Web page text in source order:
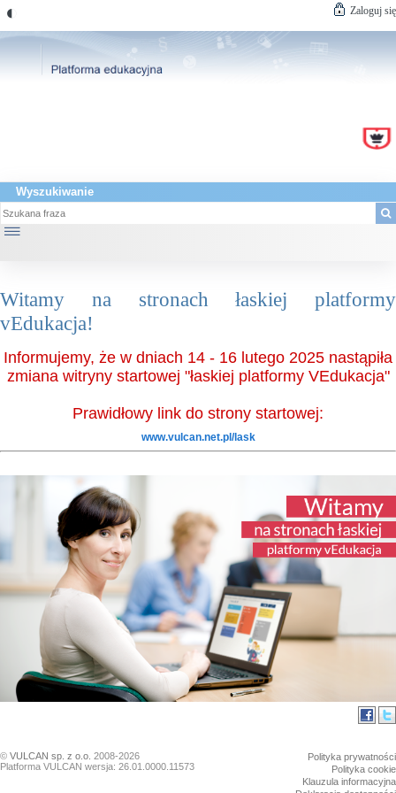
◐ Zaloguj się
Wyszukiwanie
☰
Witamy na stronach łaskiej platformy
vEdukacja!
Informujemy, że w dniach 14 - 16 lutego 2025 nastąpiła
zmiana witryny startowej "łaskiej platformy VEdukacja"
Prawidłowy link do strony startowej:
www.vulcan.net.pl/lask
© VULCAN sp. z o.o. 2008-2026
Platforma VULCAN wersja: 26.01.0000.11573
Polityka prywatności
Polityka cookie
Klauzula informacyjna